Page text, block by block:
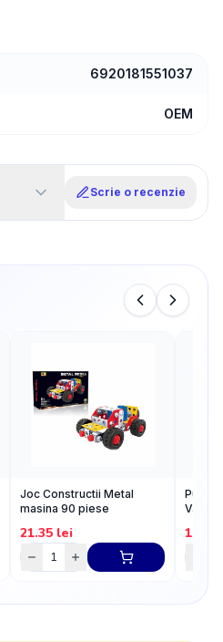
6920181551037
OEM
Scrie o recenzie
Joc Constructii Metal
masina 90 piese
21.35 lei 18